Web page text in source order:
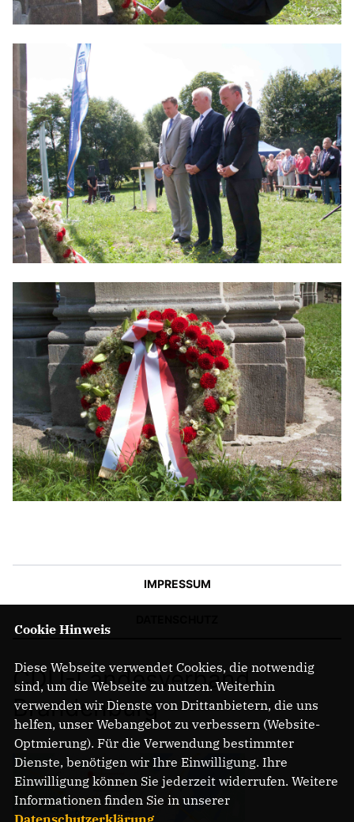
IMPRESSUM
CDU-Landesverband
Brandenburg
Cookie Hinweis
Diese Webseite verwendet Cookies, die notwendig
sind, um die Webseite zu nutzen. Weiterhin
verwenden wir Dienste von Drittanbietern, die uns
helfen, unser Webangebot zu verbessern (Website-
Optmierung). Für die Verwendung bestimmter
Dienste, benötigen wir Ihre Einwilligung. Ihre
Einwilligung können Sie jederzeit widerrufen. Weitere
Informationen finden Sie in unserer
Datenschutzerklärung.